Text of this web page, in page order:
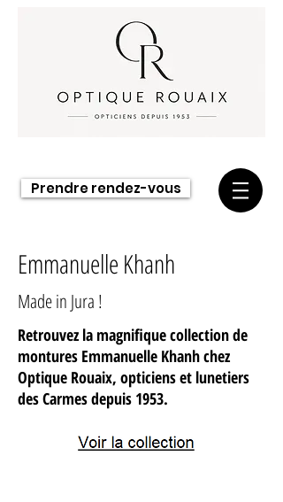
Prendre rendez-vous
Emmanuelle Khanh
Made in Jura !
Retrouvez la magnifique collection de
montures Emmanuelle Khanh chez
Optique Rouaix, opticiens et lunetiers
des Carmes depuis 1953.